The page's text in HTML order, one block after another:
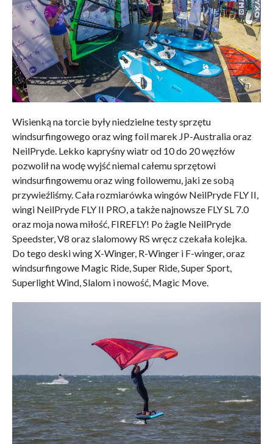
Wisienką na torcie były niedzielne testy sprzętu
windsurfingowego oraz wing foil marek JP-Australia oraz
NeilPryde. Lekko kapryśny wiatr od 10 do 20 węzłów
pozwolił na wodę wyjść niemal całemu sprzętowi
windsurfingowemu oraz wing foilowemu, jaki ze sobą
przywieźliśmy. Cała rozmiarówka wingów NeilPryde FLY II,
wingi NeilPryde FLY II PRO, a także najnowsze FLY SL 7.0
oraz moja nowa miłość, FIREFLY! Po żagle NeilPryde
Speedster, V8 oraz slalomowy RS wręcz czekała kolejka.
Do tego deski wing X-Winger, R-Winger i F-winger, oraz
windsurfingowe Magic Ride, Super Ride, Super Sport,
Superlight Wind, Slalom i nowość, Magic Move.